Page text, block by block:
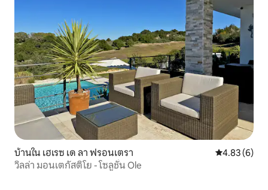
บ้านใน เฮเรซ เด ลา ฟรอนเตรา คะแนนเฉลี่ย
4.83 (6)
วิลล่า มอนเตกัสติโย - โซลูชั่น Ole